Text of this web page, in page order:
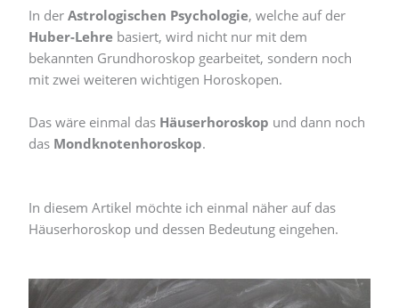
In derAstrologischen Psychologie, welche auf der
Huber-Lehre basiert, wird nicht nur mit dem
bekannten Grundhoroskop gearbeitet, sondern noch
mit zwei weiteren wichtigen Horoskopen.
Das wäre einmal das Häuserhoroskop und dann noch
das Mondknotenhoroskop.
In diesem Artikel möchte ich einmal näher auf das
Häuserhoroskop und dessen Bedeutung eingehen.